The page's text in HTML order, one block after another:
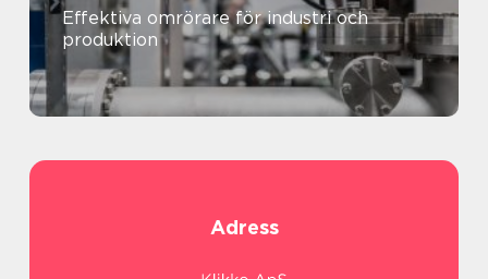
Effektiva omrörare för industri och
produktion
Adress